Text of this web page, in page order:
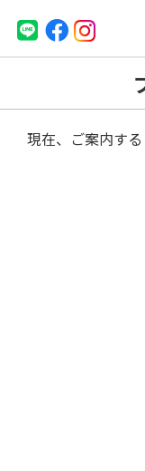
現在、ご案内する